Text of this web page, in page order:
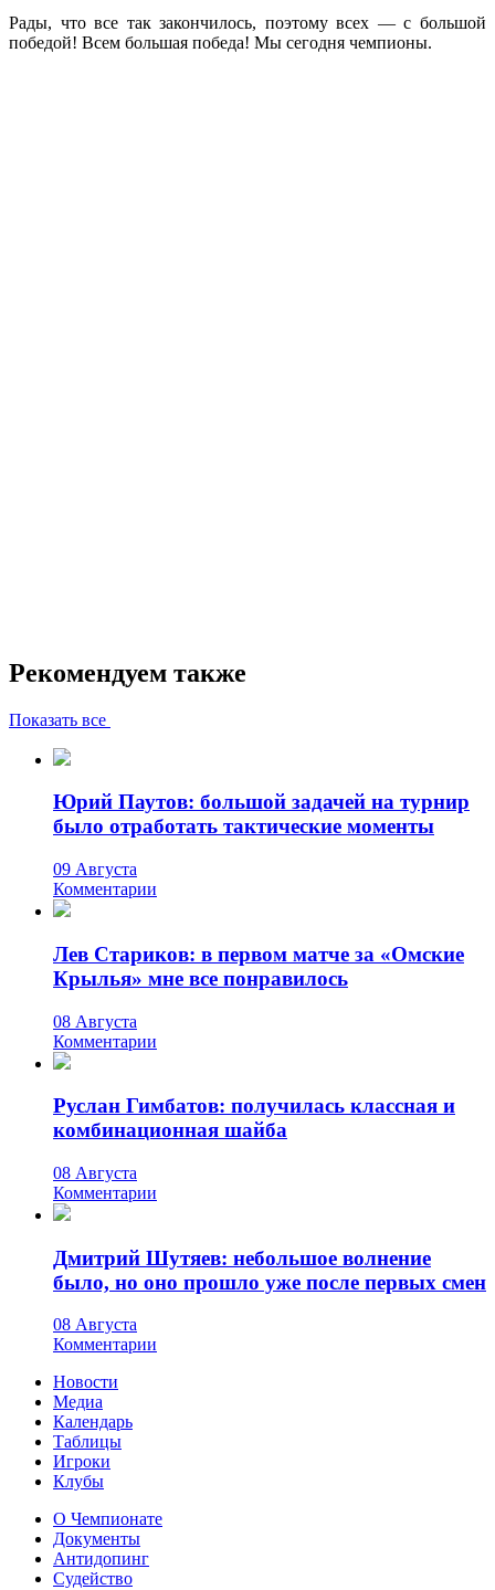
Рады, что все так закончилось, поэтому всех — с большой
победой! Всем большая победа! Мы сегодня чемпионы.
Рекомендуем также
Показать все
Юрий Паутов: большой задачей на турнир
было отработать тактические моменты
09 Августа
Комментарии
Лев Стариков: в первом матче за «Омские
Крылья» мне все понравилось
08 Августа
Комментарии
Руслан Гимбатов: получилась классная и
комбинационная шайба
08 Августа
Комментарии
Дмитрий Шутяев: небольшое волнение
было, но оно прошло уже после первых смен
08 Августа
Комментарии
Новости
Медиа
Календарь
Таблицы
Игроки
Клубы
О Чемпионате
Документы
Антидопинг
Судейство